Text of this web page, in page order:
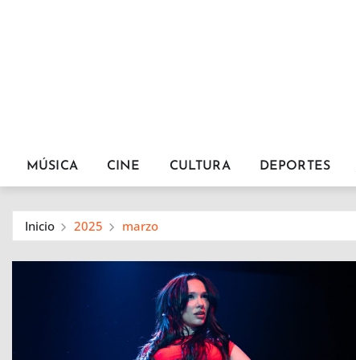
MÚSICA CINE CULTURA DEPORTES
Inicio 2025 marzo